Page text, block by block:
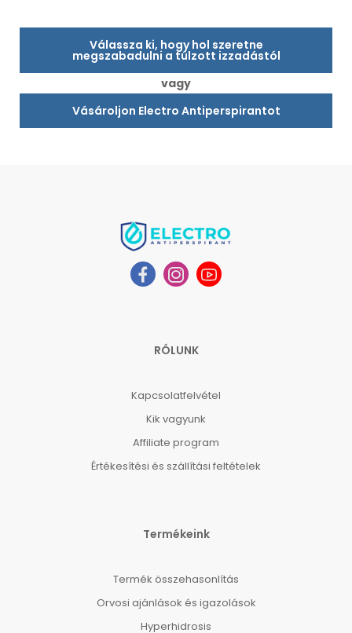
Válassza ki, hogy hol szeretne
megszabadulni a túlzott izzadástól
vagy
Vásároljon Electro Antiperspirantot
RÓLUNK
Kapcsolatfelvétel
Kik vagyunk
Affiliate program
Értékesítési és szállítási feltételek
Termékeink
Termék összehasonlítás
Orvosi ajánlások és igazolások
Hyperhidrosis